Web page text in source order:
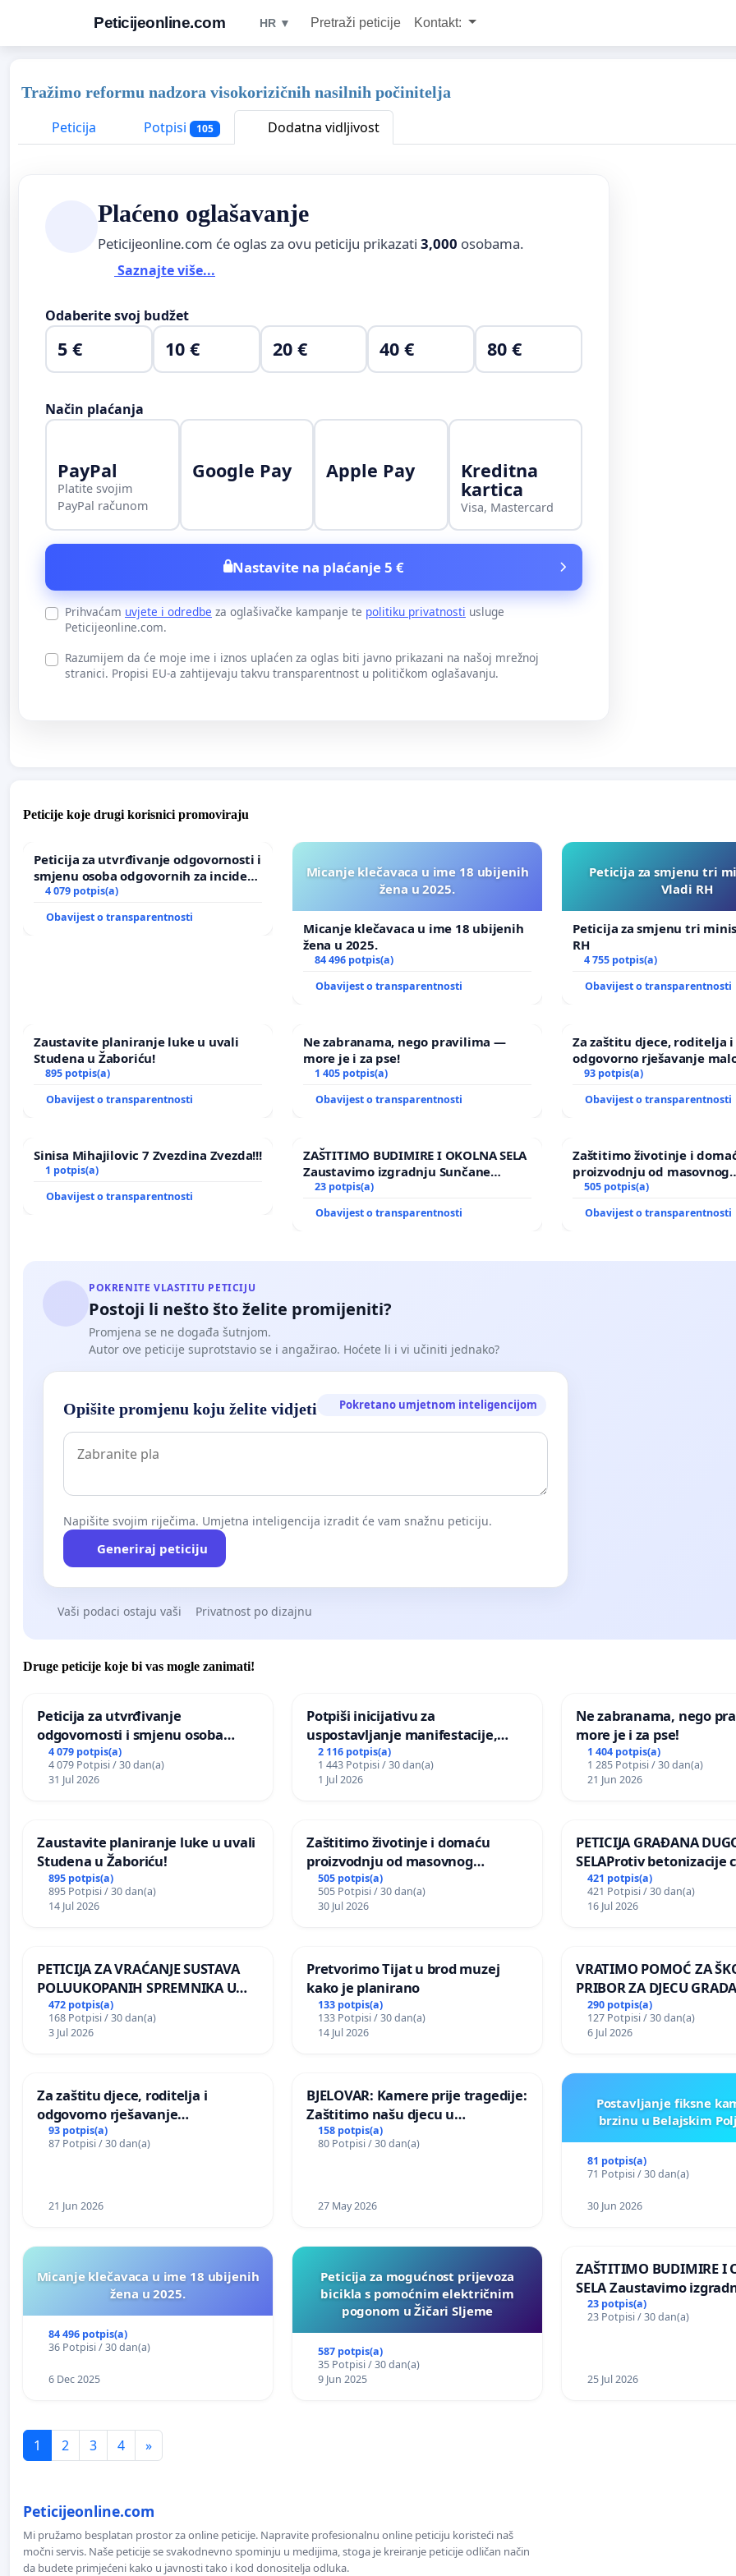
Peticijeonline.com HR ▼ Pretraži peticije Kontakt:
Tražimo reformu nadzora visokorizičnih nasilnih počinitelja
Peticija
Potpisi 105 Dodatna vidljivost
Plaćeno oglašavanje
Peticijeonline.com će oglas za ovu peticiju prikazati 3,000 osobama.
Saznajte više...
Odaberite svoj budžet
5 € 10 € 20 € 40 € 80 €
Način plaćanja
PayPal
Platite svojim
PayPal računom
Google Pay Apple Pay Kreditna
kartica
Visa, Mastercard
Nastavite na plaćanje 5 €
Prihvaćam uvjete i odredbe za oglašivačke kampanje te politiku privatnosti usluge
Peticijeonline.com.
Razumijem da će moje ime i iznos uplaćen za oglas biti javno prikazani na našoj mrežnoj
stranici. Propisi EU-a zahtijevaju takvu transparentnost u političkom oglašavanju.
Peticije koje drugi korisnici promoviraju
Peticija za utvrđivanje odgovornosti i
smjenu osoba odgovornih za incident
u Zoološkom vrtu Grada Zagreba
4 079 potpis(a)
Obavijest o transparentnosti
Micanje klečavaca u ime 18 ubijenih
žena u 2025.
Micanje klečavaca u ime 18 ubijenih
žena u 2025.
84 496 potpis(a)
Obavijest o transparentnosti
Peticija za smjenu tri
Vladi RH
Peticija za smjenu tri
RH
4 755 potpis(a)
Obavijest o transparentnosti
Zaustavite planiranje luke u uvali
Studena u Žaboriću!
895 potpis(a)
Obavijest o transparentnosti
Ne zabranama, nego pravilima —
more je i za pse!
1 405 potpis(a)
Obavijest o transparentnosti
Za zaštitu djece, roditelja i
odgovorno rješavanje
nasilja
93 potpis(a)
Obavijest o transparentnosti
Sinisa Mihajilovic 7 Zvezdina Zvezda!!!
1 potpis(a)
Obavijest o transparentnosti
ZAŠTITIMO BUDIMIRE I OKOLNA SELA
Zaustavimo izgradnju Sunčane
elektrane Vedrine na području
23 potpis(a)
Obavijest o transparentnosti
Zaštitimo životinje i
proizvodnju od masovnog
uništavanja zbog afričke
505 potpis(a)
Obavijest o transparentnosti
POKRENITE VLASTITU PETICIJU
Postoji li nešto što želite promijeniti?
Promjena se ne događa šutnjom.
Autor ove peticije suprotstavio se i angažirao. Hoćete li i vi učiniti jednako?
Opišite promjenu koju želite vidjeti Pokretano umjetnom inteligencijom
Napišite svojim riječima. Umjetna inteligencija izradit će vam snažnu peticiju.
Generiraj peticiju
Vaši podaci ostaju vaši Privatnost po dizajnu
Druge peticije koje bi vas mogle zanimati!
Peticija za utvrđivanje
odgovornosti i smjenu osoba
odgovornih za incident u
Zoološkom vrtu Grada Zagreba
4 079 potpis(a)
4 079 Potpisi / 30 dan(a)
31 Jul 2026
Potpiši inicijativu za
uspostavljanje manifestacije,
godišnje nagrade ili drugog
javnog događaja „Edin Avdić“ u
Sarajevu
2 116 potpis(a)
1 443 Potpisi / 30 dan(a)
1 Jul 2026
Ne zabranama, nego
more je i za pse!
1 404 potpis(a)
1 285 Potpisi / 30 dan(a)
21 Jun 2026
Zaustavite planiranje luke u uvali
Studena u Žaboriću!
895 potpis(a)
895 Potpisi / 30 dan(a)
14 Jul 2026
Zaštitimo životinje i domaću
proizvodnju od masovnog
uništavanja zbog afričke svinjske
kuge
505 potpis(a)
505 Potpisi / 30 dan(a)
30 Jul 2026
PETICIJA GRAĐANA
SELAProtiv betonizacije
grada i za očuvanje
zelenih površina i
pri donošenju izmjena
421 potpis(a)
421 Potpisi / 30 dan(a)
16 Jul 2026
PETICIJA ZA VRAĆANJE SUSTAVA
POLUUKOPANIH SPREMNIKA U
NASELJU KOLANJSKI GAJAC
472 potpis(a)
168 Potpisi / 30 dan(a)
3 Jul 2026
Pretvorimo Tijat u brod muzej
kako je planirano
133 potpis(a)
133 Potpisi / 30 dan(a)
14 Jul 2026
VRATIMO POMOĆ ZA
PRIBOR ZA DJECU
290 potpis(a)
127 Potpisi / 30 dan(a)
6 Jul 2026
Za zaštitu djece, roditelja i
odgovorno rješavanje
maloljetničkog nasilja
93 potpis(a)
87 Potpisi / 30 dan(a)
21 Jun 2026
BJELOVAR: Kamere prije tragedije:
Zaštitimo našu djecu u
Vukovarskoj!
158 potpis(a)
80 Potpisi / 30 dan(a)
27 May 2026
Postavljanje fiksne
brzinu u Belajskim
81 potpis(a)
71 Potpisi / 30 dan(a)
30 Jun 2026
Micanje klečavaca u ime 18 ubijenih
žena u 2025.
84 496 potpis(a)
36 Potpisi / 30 dan(a)
6 Dec 2025
Peticija za mogućnost prijevoza
bicikla s pomoćnim električnim
pogonom u Žičari Sljeme
587 potpis(a)
35 Potpisi / 30 dan(a)
9 Jun 2025
ZAŠTITIMO BUDIMIRE I
SELA Zaustavimo
Sunčane elektrane
području Ugljana
23 potpis(a)
23 Potpisi / 30 dan(a)
25 Jul 2026
1 2 3 4 »
Peticijeonline.com
Mi pružamo besplatan prostor za online peticije. Napravite profesionalnu online peticiju koristeći naš
močni servis. Naše peticije se svakodnevno spominju u medijima, stoga je kreiranje peticije odličan način
da budete primjećeni kako u javnosti tako i kod donositelja odluka.